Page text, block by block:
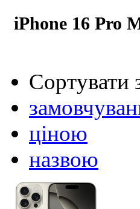
iPhone 16 Pro
Сортувати
ціною
назвою